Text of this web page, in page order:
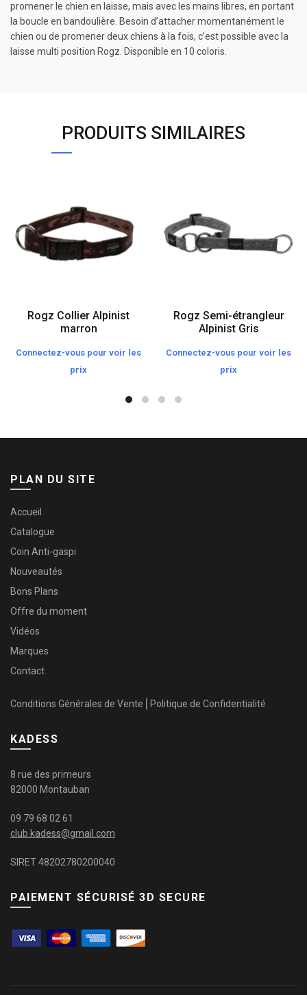
promener le chien en laisse, mais avec les mains libres, en portant
la boucle en bandoulière. Besoin d’attacher momentanément le
chien ou de promener deux chiens à la fois, c’est possible avec la
laisse multi position Rogz. Disponible en 10 coloris.
PRODUITS SIMILAIRES
Rogz Collier Alpinist
marron
Connectez-vous pour voir les
prix
Rogz Semi-étrangleur
Alpinist Gris
Connectez-vous pour voir les
prix
PLAN DU SITE
Accueil
Catalogue
Coin Anti-gaspi
Nouveautés
Bons Plans
Offre du moment
Vidéos
Marques
Contact
Conditions Générales de Vente Politique de Confidentialité
KADESS
8 rue des primeurs
82000 Montauban
09 79 68 02 61
club.kadess@gmail.com
SIRET 48202780200040
PAIEMENT SÉCURISÉ 3D SECURE